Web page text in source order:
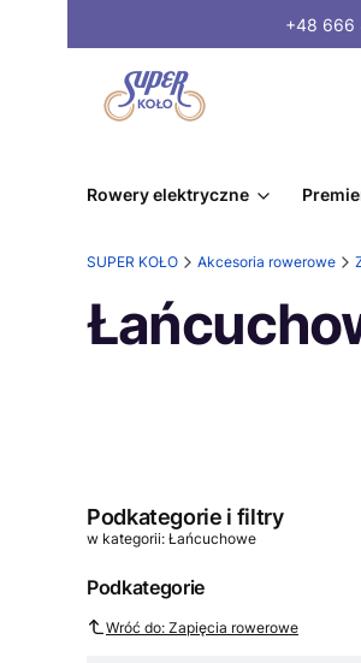
+48 666
Rowery elektryczne
SUPER KOŁO Akcesoria rowerowe
Podkategorie i filtry
w kategorii: Łańcuchowe
Podkategorie
Wróć do: Zapięcia rowerowe